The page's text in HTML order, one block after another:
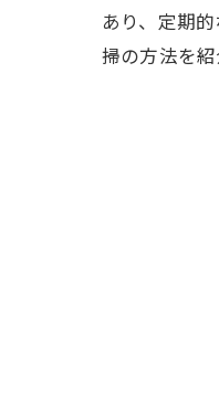
あり、定期
掃の方法を